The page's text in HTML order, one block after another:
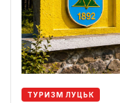
ТУРИЗМ ЛУЦЬК